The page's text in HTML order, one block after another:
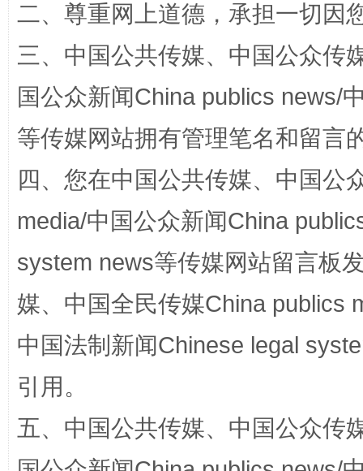
站台名比不上好声名
漫山遍野的桃花与雪山、麦地、白藏房 除
二、尊重网上道德，承担一切因
三、中国公共传媒、中国公众传
国公众新闻China publics news/
等传媒网站拥有管理笔名和留言
四、您在中国公共传媒、中国公
media/中国公众新闻China
system news等传媒网站留言板
媒、中国全民传媒China publics
中国法制新闻Chinese legal
引用。
五、中国公共传媒、中国公众传